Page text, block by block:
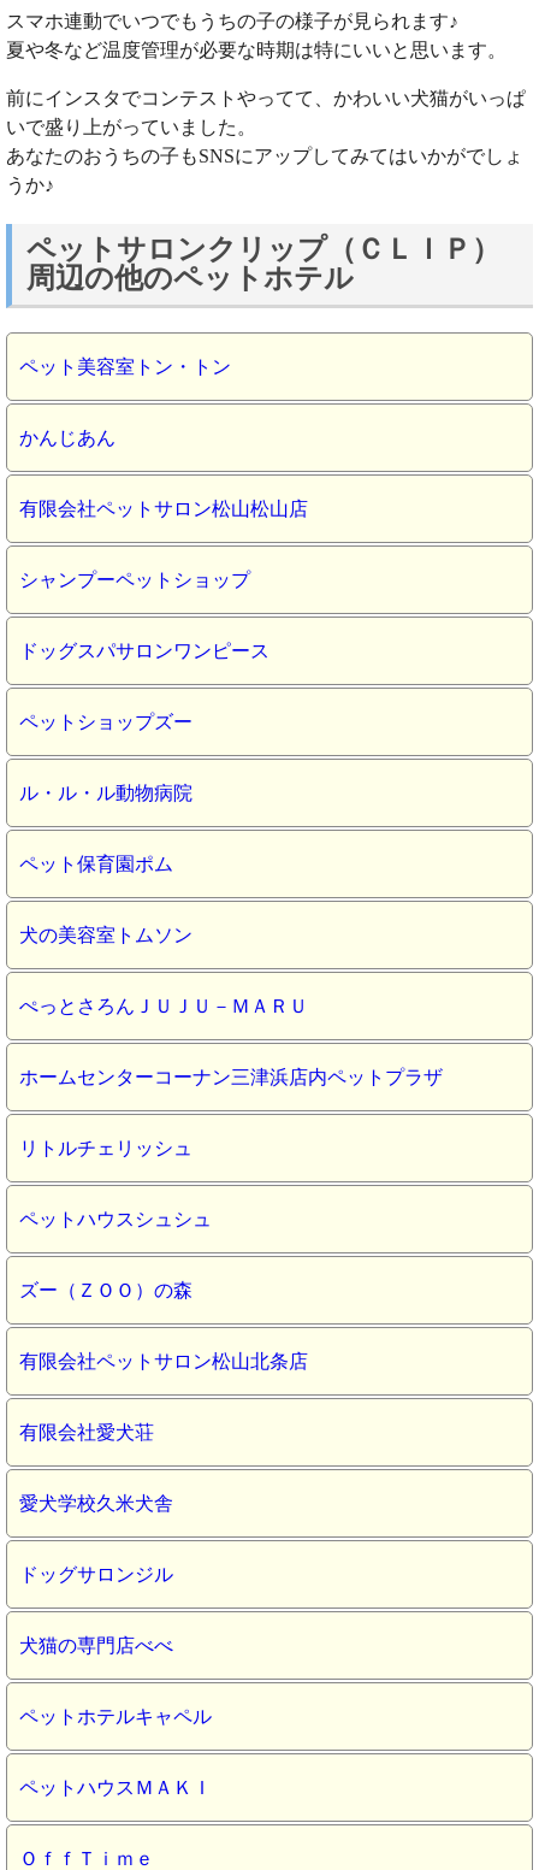
スマホ連動でいつでもうちの子の様子が見られます♪
夏や冬など温度管理が必要な時期は特にいいと思います。
前にインスタでコンテストやってて、かわいい犬猫がいっぱ
いで盛り上がっていました。
あなたのおうちの子もSNSにアップしてみてはいかがでしょ
うか♪
ペットサロンクリップ（ＣＬＩＰ）
周辺の他のペットホテル
ペット美容室トン・トン
かんじあん
有限会社ペットサロン松山松山店
シャンプーペットショップ
ドッグスパサロンワンピース
ペットショップズー
ル・ル・ル動物病院
ペット保育園ポム
犬の美容室トムソン
ぺっとさろんＪＵＪＵ－ＭＡＲＵ
ホームセンターコーナン三津浜店内ペットプラザ
リトルチェリッシュ
ペットハウスシュシュ
ズー（ＺＯＯ）の森
有限会社ペットサロン松山北条店
有限会社愛犬荘
愛犬学校久米犬舎
ドッグサロンジル
犬猫の専門店べべ
ペットホテルキャペル
ペットハウスＭＡＫＩ
ＯｆｆＴｉｍｅ